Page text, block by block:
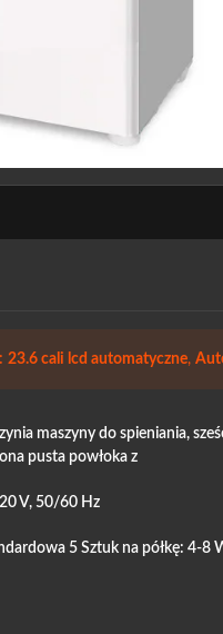
23.6 cali lcd automatyczne,
maszyny do spieniania,
pusta powłoka z
V, 50/60 Hz
5 Sztuk na półkę: 4-8